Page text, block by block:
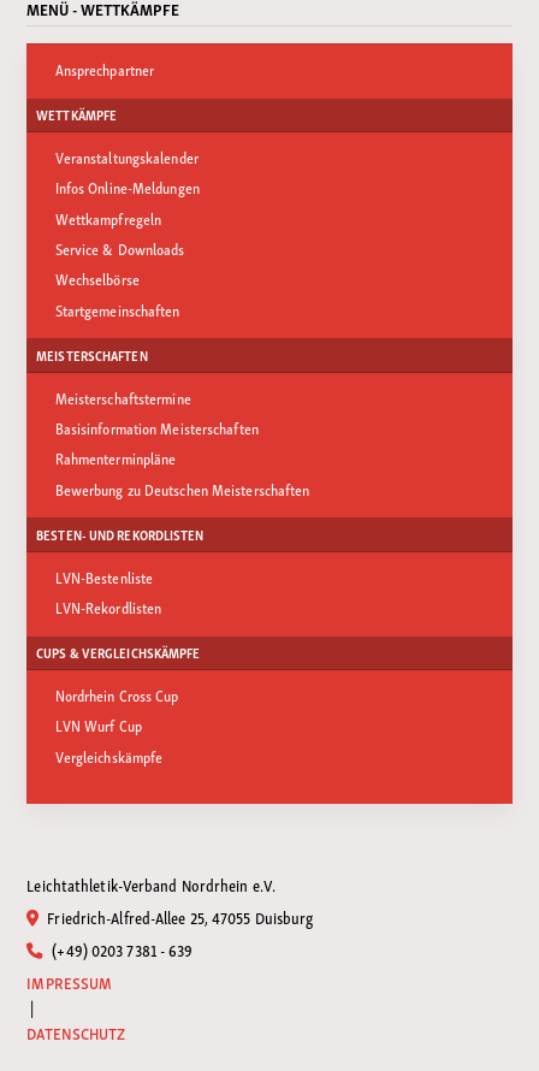
MENÜ - WETTKÄMPFE
Ansprechpartner
WETTKÄMPFE
Veranstaltungskalender
Infos Online-Meldungen
Wettkampfregeln
Service & Downloads
Wechselbörse
Startgemeinschaften
MEISTERSCHAFTEN
Meisterschaftstermine
Basisinformation Meisterschaften
Rahmenterminpläne
Bewerbung zu Deutschen Meisterschaften
BESTEN- UND REKORDLISTEN
LVN-Bestenliste
LVN-Rekordlisten
CUPS & VERGLEICHSKÄMPFE
Nordrhein Cross Cup
LVN Wurf Cup
Vergleichskämpfe
Leichtathletik-Verband Nordrhein e.V.
Friedrich-Alfred-Allee 25, 47055 Duisburg
(+49) 0203 7381 - 639
IMPRESSUM
|
DATENSCHUTZ